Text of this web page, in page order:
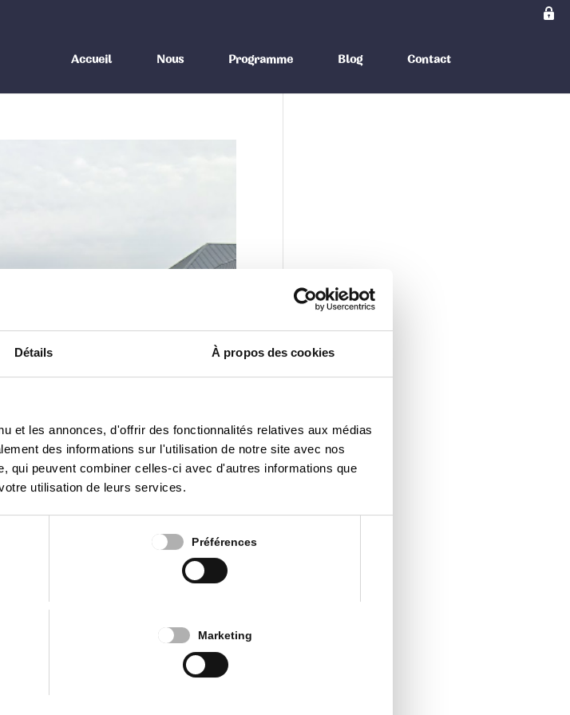
Détails À propos des cookies
et les annonces, d'offrir des fonctionnalités relatives aux médias
des informations sur l'utilisation de notre site avec nos
qui peuvent combiner celles-ci avec d'autres informations que
utilisation de leurs services.
Préférences
Marketing
Accueil Nous Programme Blog Contact
2025 – par Henri
(Longueur de 160m). Jonction
€ TVA 21% comprise. Mise